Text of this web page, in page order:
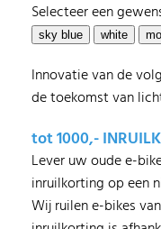
Selecteer een
Innovatie van de
de toekomst van
tot 1000,-
Lever uw oude e-
inruilkorting op een
Wij ruilen e-bikes